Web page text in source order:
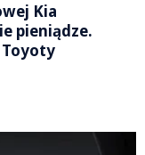
Kia
pieniądze.